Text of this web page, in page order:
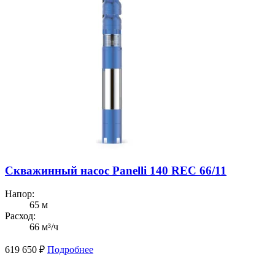
Скважинный насос Panelli 140 REC 66/11
Напор:
65 м
Расход:
66 м³/ч
619 650 ₽ Подробнее